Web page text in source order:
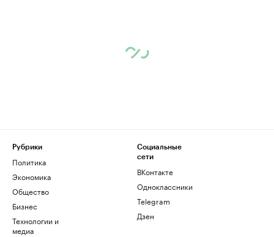
Рубрики
Политика
Экономика
Общество
Бизнес
Технологии и
медиа
Социальные
сети
ВКонтакте
Одноклассники
Telegram
Дзен